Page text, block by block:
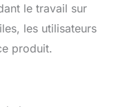
le travail sur
les utilisateurs
produit.